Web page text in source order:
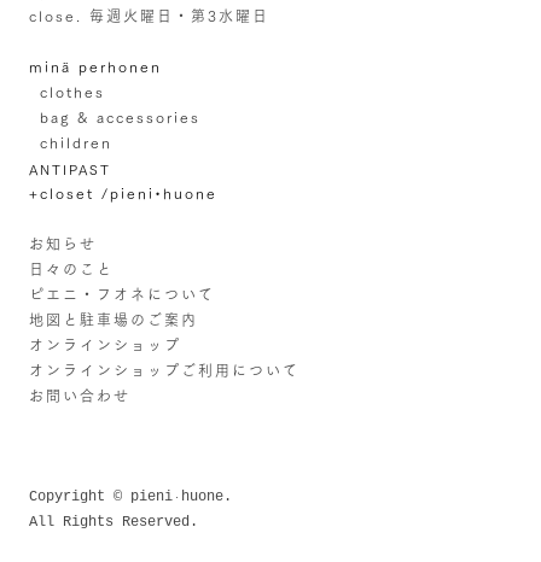
close. 毎週火曜日・第3水曜日
minä perhonen
clothes
bag & accessories
children
ANTIPAST
+closet /pieni•huone
お知らせ
日々のこと
ピエニ・フオネについて
地図と駐車場のご案内
オンラインショップ
オンラインショップご利用について
お問い合わせ
Copyright © pieni ・
huone.
All Rights Reserved.